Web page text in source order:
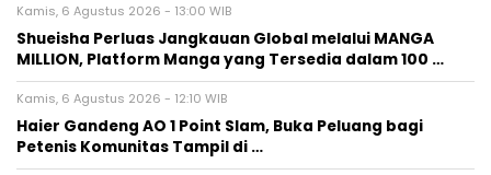
Kamis, 6 Agustus 2026 - 13:00 WIB
Shueisha Perluas Jangkauan Global melalui MANGA
MILLION, Platform Manga yang Tersedia dalam 100 …
Kamis, 6 Agustus 2026 - 12:10 WIB
Haier Gandeng AO 1 Point Slam, Buka Peluang bagi
Petenis Komunitas Tampil di …